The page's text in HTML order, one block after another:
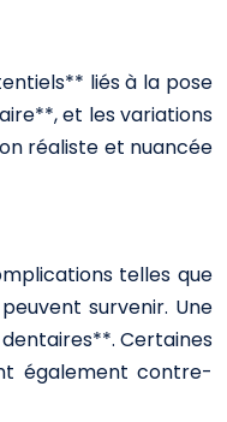
liés à la pose
et les variations
réaliste et nuancée
telles que
survenir. Une
Certaines
également contre-